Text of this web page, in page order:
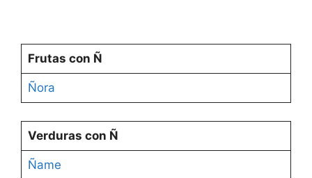
Frutas con Ñ
Ñora
Verduras con Ñ
Ñame